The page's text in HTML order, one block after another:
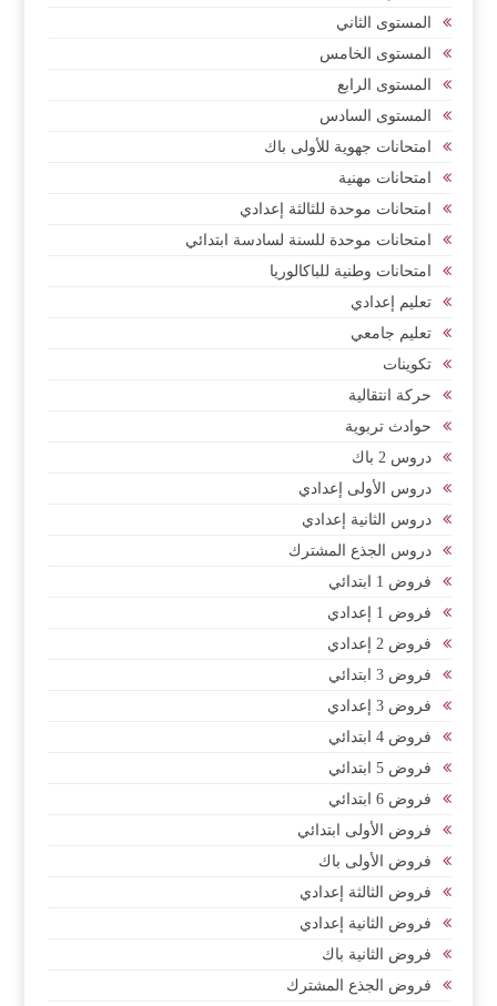
المستوى الثاني
المستوى الخامس
المستوى الرابع
المستوى السادس
امتحانات جهوية للأولى باك
امتحانات مهنية
امتحانات موحدة للثالثة إعدادي
امتحانات موحدة للسنة لسادسة ابتدائي
امتحانات وطنية للباكالوريا
تعليم إعدادي
تعليم جامعي
تكوينات
حركة انتقالية
حوادث تربوية
دروس 2 باك
دروس الأولى إعدادي
دروس الثانية إعدادي
دروس الجذع المشترك
فروض 1 ابتدائي
فروض 1 إعدادي
فروض 2 إعدادي
فروض 3 ابتدائي
فروض 3 إعدادي
فروض 4 ابتدائي
فروض 5 ابتدائي
فروض 6 ابتدائي
فروض الأولى ابتدائي
فروض الأولى باك
فروض الثالثة إعدادي
فروض الثانية إعدادي
فروض الثانية باك
فروض الجذع المشترك